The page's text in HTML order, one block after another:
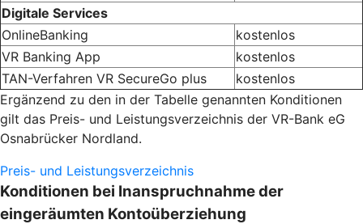
Digitale Services
OnlineBanking
kostenlos
VR Banking App
kostenlos
TAN-Verfahren VR SecureGo plus
kostenlos
Ergänzend zu den in der Tabelle genannten Konditionen
gilt das Preis- und Leistungsverzeichnis der VR-Bank eG
Osnabrücker Nordland.
Preis- und Leistungsverzeichnis
Konditionen bei Inanspruchnahme der
eingeräumten Kontoüberziehung